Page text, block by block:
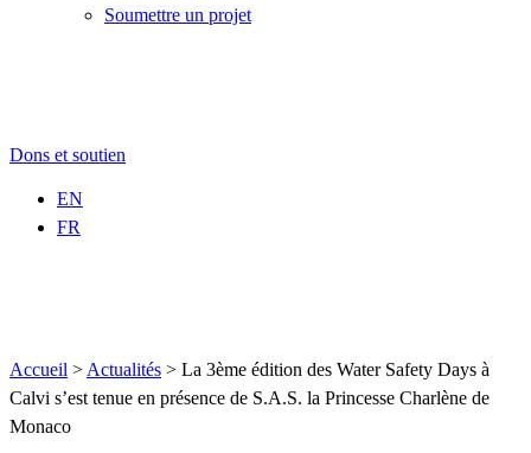
Soumettre un projet
Dons et soutien
EN
FR
Accueil > Actualités > La 3ème édition des Water Safety Days à
Calvi s’est tenue en présence de S.A.S. la Princesse Charlène de
Monaco